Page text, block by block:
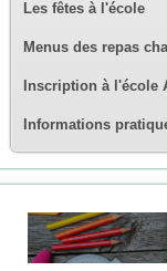
Les fêtes à l'école
Menus des repas
Inscription à l'école
Informations